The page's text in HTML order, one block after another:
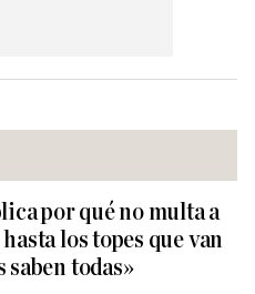
por qué no multa a
los topes que van
saben todas»